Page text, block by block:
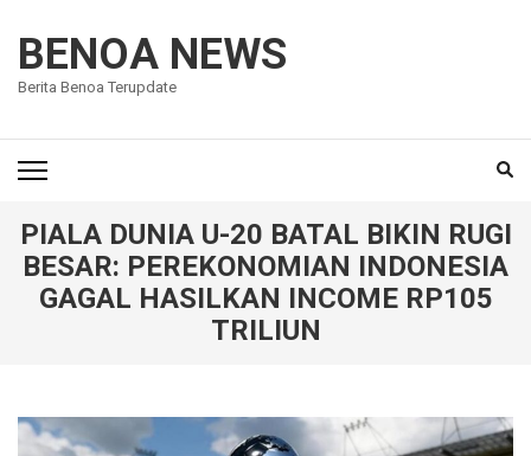
konten
(Tekan
BENOA NEWS
Berita Benoa Terupdate
PIALA DUNIA U-20 BATAL BIKIN RUGI
BESAR: PEREKONOMIAN INDONESIA
GAGAL HASILKAN INCOME RP105
TRILIUN